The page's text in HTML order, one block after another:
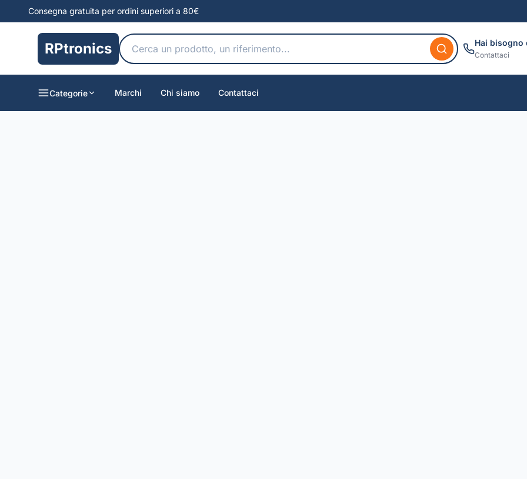
Consegna gratuita per ordini superiori a 80€
RPtronics Hai bisogno
Contattaci
Categorie Marchi Chi siamo Contattaci